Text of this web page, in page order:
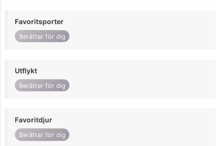
Favoritsporter
Berättar för dig
Utflykt
Berättar för dig
Favoritdjur
Berättar för dig